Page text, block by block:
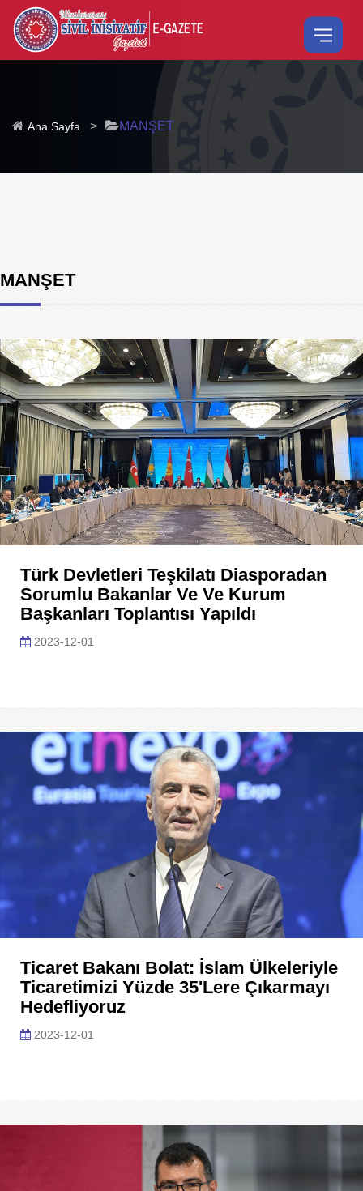
Ana Sayfa > MANŞET
MANŞET
Türk Devletleri Teşkilatı Diasporadan
Sorumlu Bakanlar Ve Ve Kurum
Başkanları Toplantısı Yapıldı
2023-12-01
Ticaret Bakanı Bolat: İslam Ülkeleriyle
Ticaretimizi Yüzde 35'lere Çıkarmayı
Hedefliyoruz
2023-12-01